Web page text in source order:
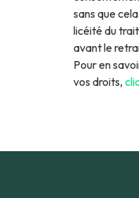
sans que
licéité du
avant le
Pour en
vos droits,